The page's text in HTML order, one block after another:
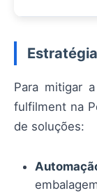
Para mitigar
fulfilment na
de soluções: